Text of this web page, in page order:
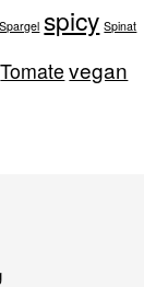
Spargel spicy Spinat
Tomatevegan